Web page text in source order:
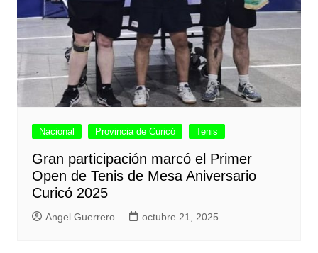
Nacional Provincia de Curicó Tenis
Gran participación marcó el Primer
Open de Tenis de Mesa Aniversario
Curicó 2025
Angel Guerrero octubre 21, 2025